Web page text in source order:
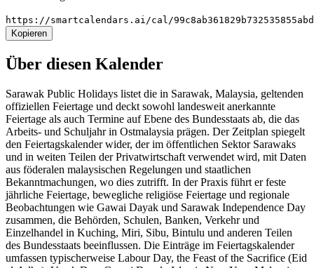
https://smartcalendars.ai/cal/
Kopieren
Über diesen Kalender
Sarawak Public Holidays listet die in Sarawak, Malaysia, geltenden
offiziellen Feiertage und deckt sowohl landesweit anerkannte
Feiertage als auch Termine auf Ebene des Bundesstaats ab, die das
Arbeits- und Schuljahr in Ostmalaysia prägen. Der Zeitplan spiegelt
den Feiertagskalender wider, der im öffentlichen Sektor Sarawaks
und in weiten Teilen der Privatwirtschaft verwendet wird, mit Daten
aus föderalen malaysischen Regelungen und staatlichen
Bekanntmachungen, wo dies zutrifft. In der Praxis führt er feste
jährliche Feiertage, bewegliche religiöse Feiertage und regionale
Beobachtungen wie Gawai Dayak und Sarawak Independence Day
zusammen, die Behörden, Schulen, Banken, Verkehr und
Einzelhandel in Kuching, Miri, Sibu, Bintulu und anderen Teilen
des Bundesstaats beeinflussen. Die Einträge im Feiertagskalender
umfassen typischerweise Labour Day, the Feast of the Sacrifice (Eid